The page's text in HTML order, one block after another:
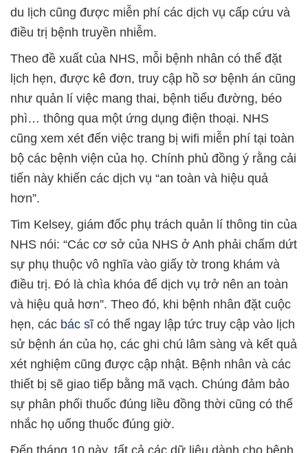
du lịch cũng được miễn phí các dịch vụ cấp cứu và
điều trị bệnh truyền nhiễm.
Theo đề xuất của NHS, mỗi bệnh nhân có thể đặt
lịch hẹn, được kê đơn, truy cập hồ sơ bệnh án cũng
như quản lí việc mang thai, bệnh tiểu đường, béo
phì… thông qua một ứng dụng điện thoại. NHS
cũng xem xét đến việc trang bị wifi miễn phí tại toàn
bộ các bệnh viện của họ. Chính phủ đồng ý rằng cải
tiến này khiến các dịch vụ “an toàn và hiệu quả
hơn”.
Tim Kelsey, giám đốc phụ trách quản lí thông tin của
NHS nói: “Các cơ sở của NHS ở Anh phải chấm dứt
sự phụ thuộc vô nghĩa vào giấy tờ trong khám và
điều trị. Đó là chìa khóa để dịch vụ trở nên an toàn
và hiệu quả hơn”. Theo đó, khi bệnh nhân đặt cuộc
hẹn, các bác sĩcó thể ngay lập tức truy cập vào lịch
sử bệnh án của họ, các ghi chú lâm sàng và kết quả
xét nghiệm cũng được cập nhật. Bệnh nhân và các
thiết bị sẽ giao tiếp bằng mã vạch. Chúng đảm bảo
sự phân phối thuốc đúng liều đồng thời cũng có thể
nhắc họ uống thuốc đúng giờ.
Đến tháng 10 này, tất cả các dữ liệu dành cho bệnh